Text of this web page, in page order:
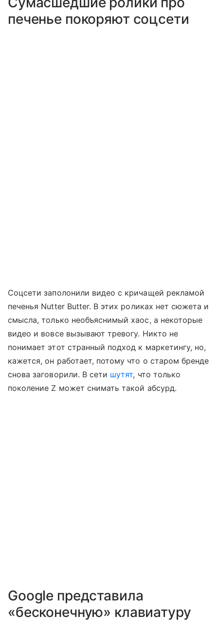
печенье покоряют соцсети
Соцсети заполонили видео с кричащей рекламой
печенья Nutter Butter. В этих роликах нет сюжета и
смысла, только необъяснимый хаос, а некоторые
видео и вовсе вызывают тревогу. Никто не
понимает этот странный подход к маркетингу, но,
кажется, он работает, потому что о старом бренде
снова заговорили. В сети шутят, что только
поколение Z может снимать такой абсурд.
Google представила
«бесконечную» клавиатуру